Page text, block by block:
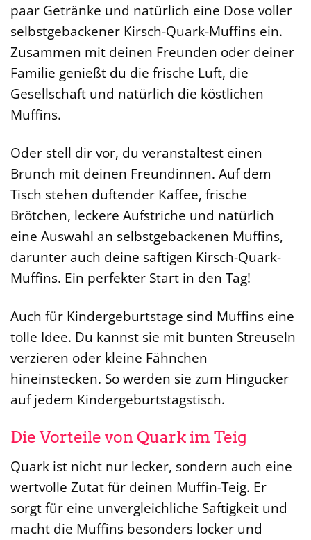
paar Getränke und natürlich eine Dose voller
selbstgebackener Kirsch-Quark-Muffins ein.
Zusammen mit deinen Freunden oder deiner
Familie genießt du die frische Luft, die
Gesellschaft und natürlich die köstlichen
Muffins.
Oder stell dir vor, du veranstaltest einen
Brunch mit deinen Freundinnen. Auf dem
Tisch stehen duftender Kaffee, frische
Brötchen, leckere Aufstriche und natürlich
eine Auswahl an selbstgebackenen Muffins,
darunter auch deine saftigen Kirsch-Quark-
Muffins. Ein perfekter Start in den Tag!
Auch für Kindergeburtstage sind Muffins eine
tolle Idee. Du kannst sie mit bunten Streuseln
verzieren oder kleine Fähnchen
hineinstecken. So werden sie zum Hingucker
auf jedem Kindergeburtstagstisch.
Die Vorteile von Quark im Teig
Quark ist nicht nur lecker, sondern auch eine
wertvolle Zutat für deinen Muffin-Teig. Er
sorgt für eine unvergleichliche Saftigkeit und
macht die Muffins besonders locker und